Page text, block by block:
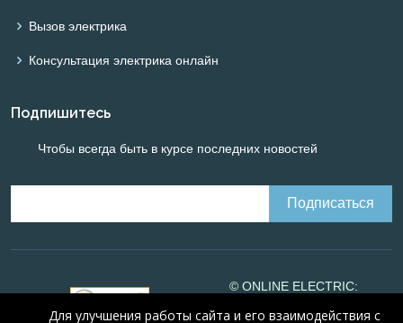
Вызов электрика
Консультация электрика онлайн
Подпишитесь
Чтобы всегда быть в курсе последних новостей
© ONLINE ELECTRIC:
Для улучшения работы сайта и его взаимодействия с